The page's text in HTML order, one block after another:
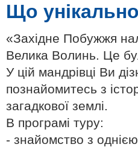
Що
«Західне Побужжя
Велика Волинь. Це
У цій мандрівці Ви
познайомитесь з
загадкової землі.
В програмі туру:
- знайомство з